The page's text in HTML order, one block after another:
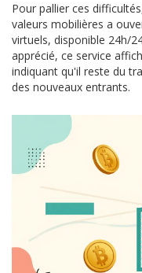
Pour pallier ces
valeurs mobilières a
virtuels, disponible 24h/
apprécié, ce service
indiquant qu'il reste du
des nouveaux entrants.